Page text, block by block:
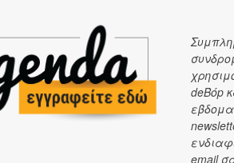
deBόp
email